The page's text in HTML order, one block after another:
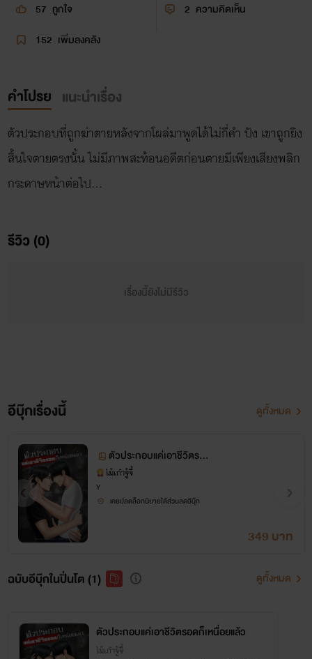
57 ถูกใจ 2 ความคิดเห็น
152 เพิ่มลงคลัง
คำโปรย แนะนำเรื่อง
ตัวประกอบที่ถูกฆ่าตายหลังจากโผล่มาพูดได้ไม่กี่คำ ปัง เขาถูกยิง
สิ้นใจตายตรงนั้น ไม่มีภาพสะท้อนอดีตก่อนตายมีเพียงเสียงพลิก
กระดาษหน้าต่อไป...
รีวิว (0)
เรื่องนี้ยังไม่มีรีวิว
อีบุ๊กเรื่องนี้ ดูทั้งหมด
ตัวประกอบแค่เอาชีวิตรอด
ก็เหนื่อยแล้ว
ไม้เก๋าจู้จี้
Y
เคยปลดล็อกนิยายได้ส่วนลดอีบุ๊ก
349 บาท
ฉบับอีบุ๊กในปิ่นโต (1) ดูทั้งหมด
ตัวประกอบแค่เอาชีวิตรอดก็เหนื่อยแล้ว
ไม้เก๋าจู้จี้